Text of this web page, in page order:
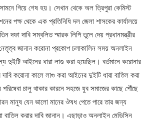
গিয়ে শেষ হয়। সেখান থেকে অল ত্রিপুরা কেমিস্ট
পক্ষ থেকে এক প্রতিনিধি দল জেলা শাসকের কার্যালয়ে
দফা দাবি সম্বলিত স্মারক লিপি তুলে দেয় প্রধানমন্ত্রীর
জানান করোনা প্রকোপ চলাকালিন সময় অনলাইন
দুইটি আইনের ধারা লাগু করা হয়েছিল। বর্তমানে করোনার
করোনা কালে লাগু করা আইনের দুইটি ধারা বাতিল করা
চালু থাকার কারনে সহজে যুব সমাজের কাছে পৌঁছে
মানুষ যেন ভালো মানের ঔষধ পেতে পারে তার জন্য
বাতিল করার দাবি জানান। এছাড়াও অনলাইন মেডিসিন